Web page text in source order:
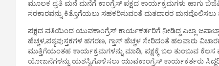
ಮೂಲಕ ಪ್ರತಿ ಮನೆ ಮನೆಗೆ ಕಾಂಗ್ರೆಸ್ ಪಕ್ಷದ ಕಾರ್ಯಕ್ರಮಗಳು ಹಾಗು
ಸರಕಾರವನ್ನು ಕಿತ್ತೊಗೆಯಲು ಸಹಕರಿಸುವಂತೆ ಮತದಾರರ
ಪಕ್ಷದ ವತಿಯಿಂದ ಯುವಕಾಂಗ್ರೆಸ್ ಕಾರ್ಯಕರ್ತರಿಗೆ ನೀಡಿದ್ದ ಎಲ್ಲಾ
ಹೆಚ್ಚಳ,ಪಠ್ಯಪುಸ್ತಕಗಳ ಹಗರಣ, ಗ್ತಾಸ್ ಹೆಚ್ಚಳ ಸೇರಿದಂತೆ ಹಲವಾರು
ಮುತ್ತಿಗೆಯಂತಹ ಕಾರ್ಯಕ್ರಮಗಳನ್ನು ಮಾಡಿ, ಪಕ್ಷಕ್ಕೆ ಬಲ ತುಂಬುವ
ಯೋಜನೆಗಳನ್ನು ಯಶಸ್ವಿಗೊಳಿಸಲು ಯುವಕಾಂಗ್ರೆಸ್ ಕಾರ್ಯಕರ್ತರು